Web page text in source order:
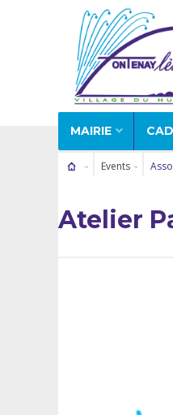
MAIRIE
Events
Atelier